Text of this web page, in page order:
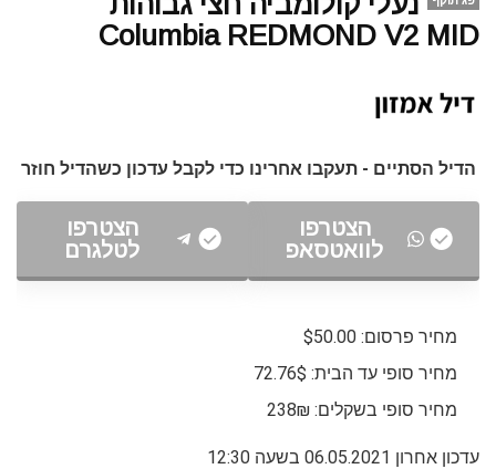
Columbia REDMOND V2 MID
הדיל הסתיים - תעקבו אחרינו כדי לקבל עדכון כשהדיל חוזר
הצטרפו
לוואטסאפ
הצטרפו
לטלגרם
מחיר פרסום: $50.00
מחיר סופי עד הבית: 72.76$
מחיר סופי בשקלים: 238₪
עדכון אחרון 06.05.2021 בשעה 12:30